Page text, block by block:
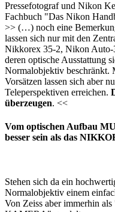
Pressefotograf und Nikon
Fachbuch "Das Nikon
>> (…) noch eine
lassen sich nur mit den
Nikkorex 35-2, Nikon
deren optische Ausstattung
Normalobjektiv beschränkt.
Vorsätzen lassen sich aber
Teleperspektiven erreichen.
überzeugen. <<
Vom optischen Aufbau
besser sein als das
Stehen sich da ein
Normalobjektiv einem
Von Zeiss aber immerhin